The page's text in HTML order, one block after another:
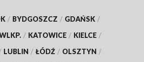
/ BYDGOSZCZ / GDAŃSK /
/ KATOWICE / KIELCE /
LUBLIN / ŁÓDŹ / OLSZTYN /